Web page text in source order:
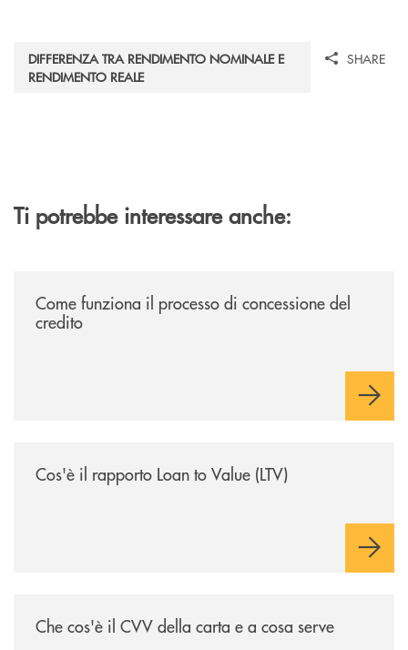
DIFFERENZA TRA RENDIMENTO NOMINALE E
RENDIMENTO REALE
SHARE
Ti potrebbe interessare anche:
Come funziona il processo di concessione del
credito
Cos'è il rapporto Loan to Value (LTV)
Che cos'è il CVV della carta e a cosa serve